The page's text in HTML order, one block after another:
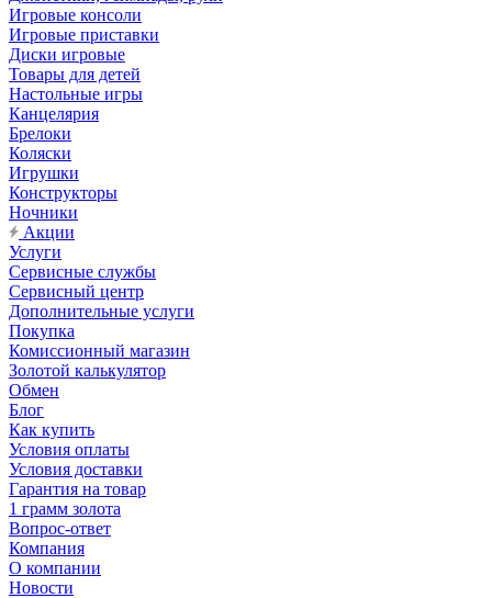
Игровые консоли
Игровые приставки
Диски игровые
Товары для детей
Настольные игры
Канцелярия
Брелоки
Коляски
Игрушки
Конструкторы
Ночники
Акции
Услуги
Сервисные службы
Сервисный центр
Дополнительные услуги
Покупка
Комиссионный магазин
Золотой калькулятор
Обмен
Блог
Как купить
Условия оплаты
Условия доставки
Гарантия на товар
1 грамм золота
Вопрос-ответ
Компания
О компании
Новости